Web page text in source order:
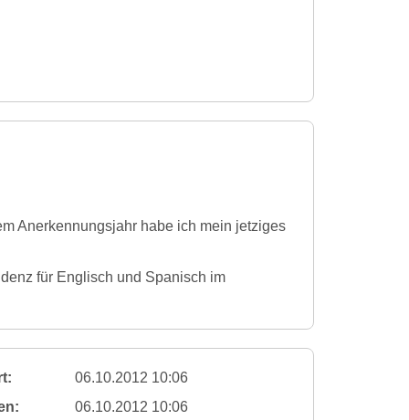
Anerkennungsjahr habe ich mein jetziges
für Englisch und Spanisch im
06.10.2012 10:06
06.10.2012 10:06